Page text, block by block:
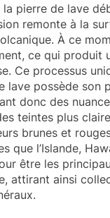
pierre de lave
remonte à la
À ce
ce qui produit
Ce processus
lave possède son
donc des
teintes plus
brunes et
que l’Islande,
être les
attirant ainsi